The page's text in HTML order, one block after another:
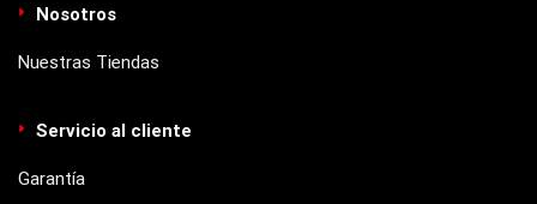
Nosotros
Nuestras Tiendas
Servicio al cliente
Garantía